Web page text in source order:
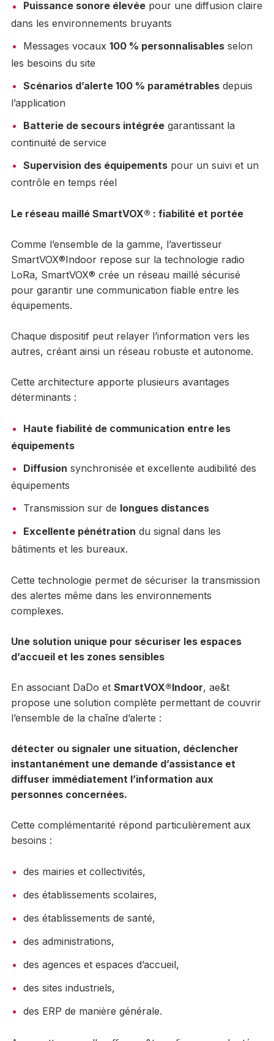
Puissance sonore élevéepour une diffusion claire
dans les environnements bruyants
Messages vocaux 100 % personnalisablesselon
les besoins du site
Scénarios d’alerte 100 % paramétrablesdepuis
l’application
Batterie de secours intégréegarantissant la
continuité de service
Supervision des équipementspour un suivi et un
contrôle en temps réel
Le réseau maillé SmartVOX® : fiabilité et portée
Comme l’ensemble de la gamme, l’avertisseur
SmartVOX®Indoor repose sur la technologie radio
LoRa, SmartVOX® crée un réseau maillé sécurisé
pour garantir une communication fiable entre les
équipements.
Chaque dispositif peut relayer l’information vers les
autres, créant ainsi un réseau robuste et autonome.
Cette architecture apporte plusieurs avantages
déterminants :
Haute fiabilité de communication entre les
équipements
Diffusion synchronisée et excellente audibilité des
équipements
Transmission sur de longues distances
Excellente pénétration du signal dans les
bâtiments et les bureaux.
Cette technologie permet de sécuriser la transmission
des alertes même dans les environnements
complexes.
Une solution unique pour sécuriser les espaces
d’accueil et les zones sensibles
En associant DaDo et SmartVOX®Indoor, ae&t
propose une solution complète permettant de couvrir
l’ensemble de la chaîne d’alerte :
détecter ou signaler une situation, déclencher
instantanément une demande d’assistance et
diffuser immédiatement l’information aux
personnes concernées.
Cette complémentarité répond particulièrement aux
besoins :
des mairies et collectivités,
des établissements scolaires,
des établissements de santé,
des administrations,
des agences et espaces d’accueil,
des sites industriels,
des ERP de manière générale.